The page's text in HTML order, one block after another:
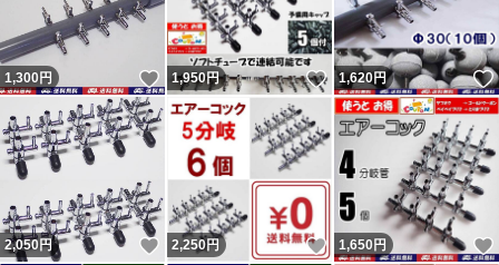
1,300円 いいね！
1,950円 いいね！
1,620円
2,050円 いいね！
2,250円 いいね！
1,650円